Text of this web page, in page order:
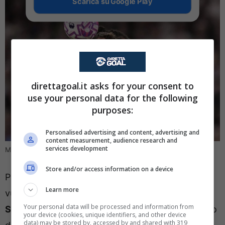
Milan, rischia di saltare un affare (Ansa Foto) – direttagoal.it
Prima di prendere una decisione definitiva il Milan
vuole capire quali
Santiago Gimenezcon l’attaccante che ha deciso
direttagoal.it asks for your consent to
use your personal data for the following
purposes:
Personalised advertising and content, advertising and
content measurement, audience research and
services development
Store and/or access information on a device
Learn more
Your personal data will be processed and information from
your device (cookies, unique identifiers, and other device
data) may be stored by, accessed by and shared with 319